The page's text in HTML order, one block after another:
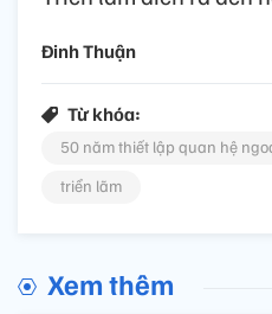
Đinh Thuận
Từ khóa:
50 năm thiết lập quan hệ
triển lãm
Xem thêm